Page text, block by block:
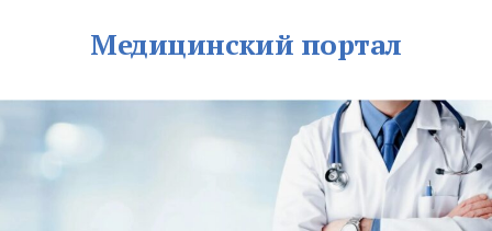
Медицинский портал